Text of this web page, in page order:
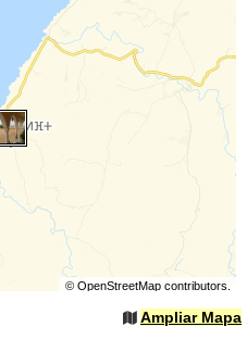
© OpenStreetMapcontributors.
Ampliar Mapa